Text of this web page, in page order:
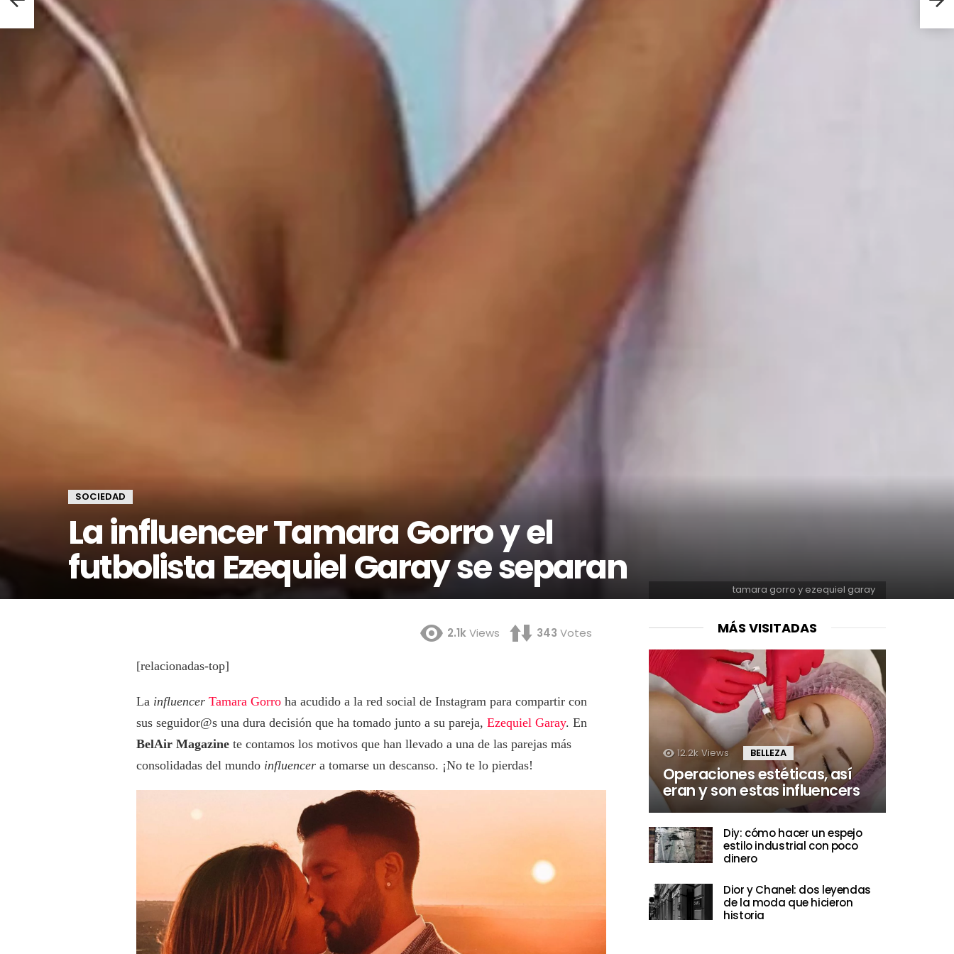
SOCIEDAD
La influencer Tamara Gorro y el
futbolista Ezequiel Garay se separan
tamara gorro y ezequiel garay
2.1kViews 343 Votes
[relacionadas-top]
La influencer Tamara Gorro ha acudido a la red social de Instagram para compartir con
sus seguidor@s una dura decisión que ha tomado junto a su pareja, Ezequiel Garay. En
BelAir Magazine te contamos los motivos que han llevado a una de las parejas más
consolidadas del mundo influencer a tomarse un descanso. ¡No te lo pierdas!
MÁS VISITADAS
12.2k Views BELLEZA
Operaciones estéticas, así
eran y son estas influencers
Diy: cómo hacer un espejo
estilo industrial con poco
dinero
Dior y Chanel: dos leyendas
de la moda que hicieron
historia